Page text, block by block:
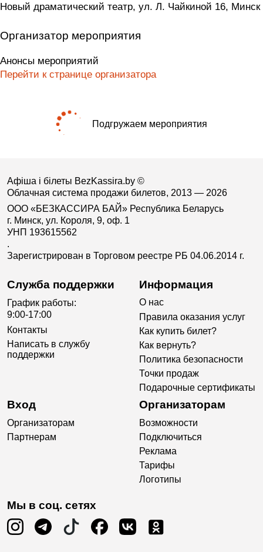
Новый драматический театр, ул. Л. Чайкиной 16, Минск
Организатор мероприятия
Анонсы мероприятий
Перейти к странице организатора
Подгружаем мероприятия
Афіша і білеты BezKassira.by ©
Облачная система продажи билетов, 2013 — 2026
ООО «БЕЗКАССИРА БАЙ» Республика Беларусь
г. Минск, ул. Короля, 9, оф. 1
УНП 193615562
.
Зарегистрирован в Торговом реестре РБ 04.06.2014 г.
Служба поддержки
График работы:
9:00-17:00
Контакты
Написать в службу
поддержки
Информация
О нас
Правила оказания услуг
Как купить билет?
Как вернуть?
Политика безопасности
Точки продаж
Подарочные сертификаты
Вход
Организаторам
Партнерам
Организаторам
Возможности
Подключиться
Реклама
Тарифы
Логотипы
Мы в соц. сетях